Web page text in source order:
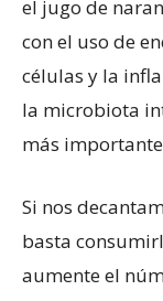
el jugo de
con el uso de
células y la
la microbiota
más
Si nos
basta
aumente el